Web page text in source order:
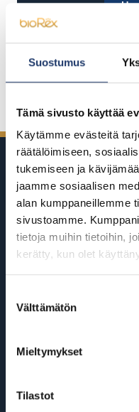
Suostumus
Tämä sivusto käyttää
Käytämme evästeitä
räätälöimiseen,
tukemiseen ja
jaamme sosiaalisen
alan kumppaneillemme
sivustoamme.
tietoja muihin tietoihin,
kerätty, kun olet
valinta
Välttämätön
Mieltymykset
Tilastot
BioRexillä on
ympäri Suomea
Helsinki
BioRex Tripla
BioRex Sveitsi